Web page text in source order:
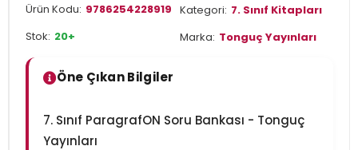
Ürün Kodu: 9786254228919 Kategori: 7. Sınıf Kitapları
Stok: 20+ Marka: Tonguç Yayınları
Öne Çıkan Bilgiler
7. Sınıf ParagrafON Soru Bankası - Tonguç
Yayınları